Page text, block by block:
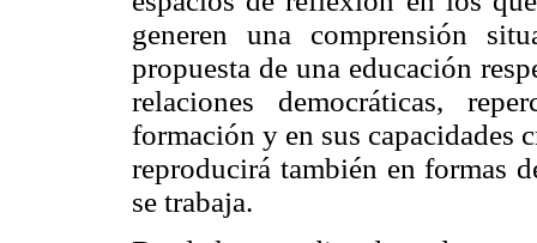
generen una comprensión
propuesta de una educación
relaciones democráticas,
formación y en sus capacidades
reproducirá también en formas
se trabaja.